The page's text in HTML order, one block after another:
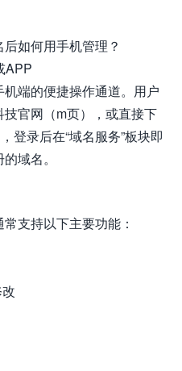
如何用手机管理？
APP
端的便捷操作通道。用户
官网（m页），或直接下
登录后在“域名服务”板块即
域名。
支持以下主要功能：